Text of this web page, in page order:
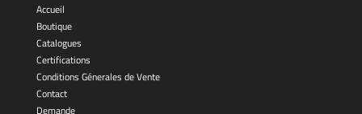
Accueil
Boutique
Catalogues
Certifications
Conditions Génerales de Vente
Contact
Demande